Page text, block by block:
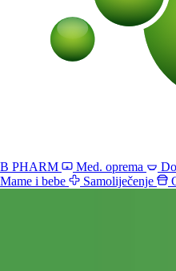
B PHARM Med. oprema
Mame i bebe
Samoliječenje